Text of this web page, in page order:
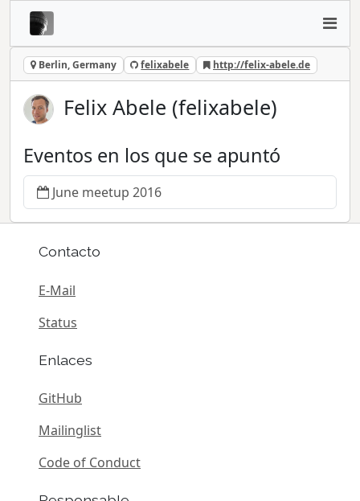
Berlin, Germany felixabele http://felix-abele.de
Felix Abele (felixabele)
Eventos en los que se apuntó
June meetup 2016
Contacto
E-Mail
Status
Enlaces
GitHub
Mailinglist
Code of Conduct